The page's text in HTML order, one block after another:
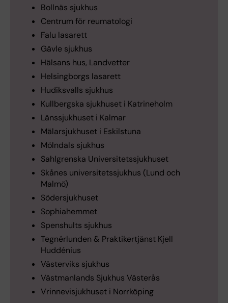
Bollnäs sjukhus
Centrum för reumatologi
Falu lasarett
Gävle sjukhus
Hälsans hus, Landvetter
Helsingborgs lasarett
Hudiksvalls sjukhus
Kullbergska sjukhuset i Katrineholm
Länssjukhuset i Kalmar
Mälarsjukhuset i Eskilstuna
Mölndals sjukhus
Sahlgrenska Universitetssjukhuset
Skånes universitetssjukhus (Lund och
Malmö)
Södersjukhuset
Sophiahemmet
Spenshults sjukhus
Tegnérlunden & Praktikertjänst Kjell
Huddénius
Västerviks sjukhus
Västmanlands Sjukhus Västerås
Vrinnevisjukhuset i Norrköping